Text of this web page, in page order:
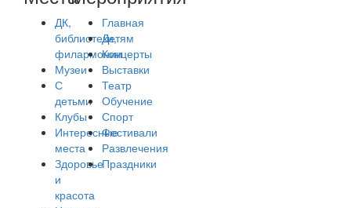
ДК,
библиотеки,
филармонии
Музеи
С
детьми
Клубы
Интересные
места
Здоровье
и
красота
Главная
Детям
Концерты
Выставки
Театр
Обучение
Спорт
Фестивали
Развлечения
Праздники